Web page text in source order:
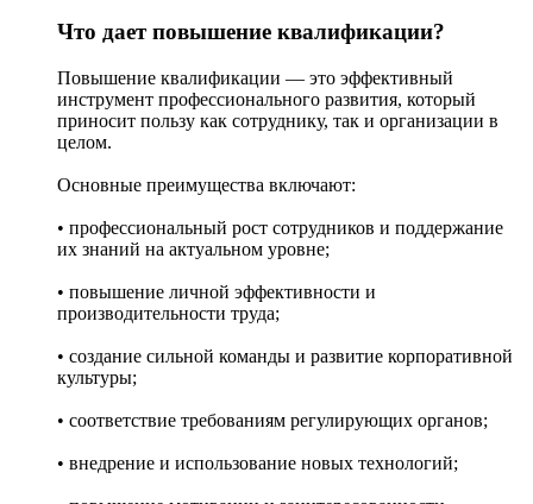
Что дает повышение квалификации?
Повышение квалификации — это эффективный
инструмент профессионального развития, который
приносит пользу как сотруднику, так и организации в
целом.
Основные преимущества включают:
• профессиональный рост сотрудников и поддержание
их знаний на актуальном уровне;
• повышение личной эффективности и
производительности труда;
• создание сильной команды и развитие корпоративной
культуры;
• соответствие требованиям регулирующих органов;
• внедрение и использование новых технологий;